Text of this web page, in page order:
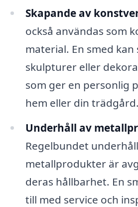
Skapande av
också användas som
material. En smed kan
skulpturer eller
som ger en personlig
hem eller din trädgård.
Underhåll av
Regelbundet
metallprodukter är
deras hållbarhet. En
till med service och